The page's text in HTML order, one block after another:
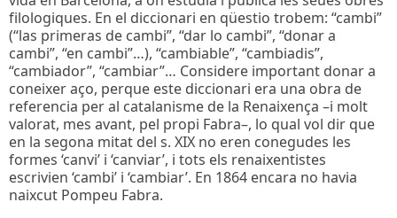
filologiques. En el diccionari en qüestio trobem: “cambi”
(“las primeras de cambi”, “dar lo cambi”, “donar a
cambi”, “en cambi”…), “cambiable”, “cambiadis”,
“cambiador”, “cambiar”… Considere important donar a
coneixer aço, perque este diccionari era una obra de
referencia per al catalanisme de la Renaixença –i molt
valorat, mes avant, pel propi Fabra–, lo qual vol dir que
en la segona mitat del s. XIX no eren conegudes les
formes ‘canvi’ i ‘canviar’, i tots els renaixentistes
escrivien ‘cambi’ i ‘cambiar’. En 1864 encara no havia
naixcut Pompeu Fabra.